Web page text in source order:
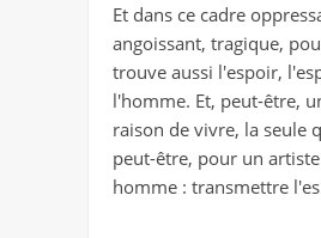
Et dans ce cadre
angoissant, tragique,
trouve aussi l'espoir,
l'homme. Et, peut-être,
raison de vivre, la seule
peut-être, pour un
homme : transmettre